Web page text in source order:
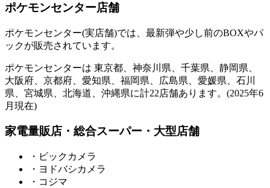
ポケモンセンター店舗
ポケモンセンター(実店舗)では、最新弾や少し前のBOXやパ
ックが販売されています。
ポケモンセンターは 東京都、神奈川県、千葉県、静岡県、
大阪府、京都府、愛知県、福岡県、広島県、愛媛県、石川
県、宮城県、北海道、沖縄県に計22店舗あります。(2025年6
月現在)
家電量販店・総合スーパー・大型店舗
・ビックカメラ
・ヨドバシカメラ
・コジマ